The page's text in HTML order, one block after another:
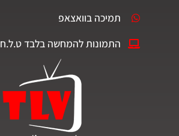
תמיכה בוואצאפ
התמונות להמחשה בלבד ט.ל.ח